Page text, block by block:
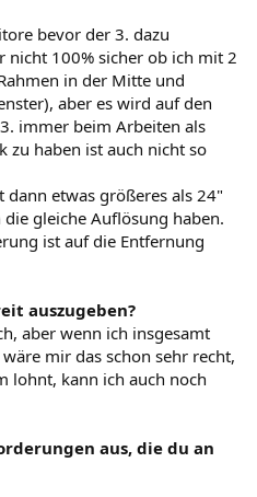
bevor der 3. dazu
100% sicher ob ich mit 2
in der Mitte und
aber es wird auf den
immer beim Arbeiten als
zu haben ist auch nicht so
etwas größeres als 24"
gleiche Auflösung haben.
ist auf die Entfernung
auszugeben?
aber wenn ich insgesamt
mir das schon sehr recht,
lohnt, kann ich auch noch
aus, die du an